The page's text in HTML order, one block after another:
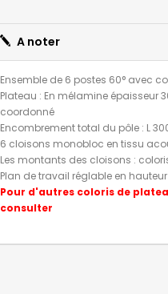
A noter
Ensemble de 6 postes 60° avec
Plateau : En mélamine épaisseur
coordonné
Encombrement total du pôle : L
6 cloisons monobloc en tissu
Les montants des cloisons :
Plan de travail réglable en
Pour d'autres coloris de
consulter